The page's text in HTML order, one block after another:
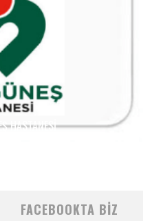
HASTANESI
FACEBOOKTA BIZ